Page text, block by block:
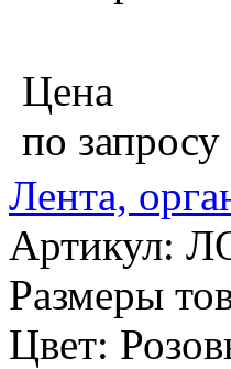
Цена
по запросу
Лента,
Артикул:
Размеры
Цвет: